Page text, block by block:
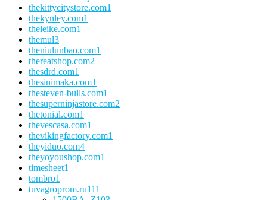
thekittycitystore.com1
thekynley.com1
theleike.com1
themul3
theniulunbao.com1
thereatshop.com2
thesdrd.com1
thesinimaka.com1
thesteven-bulls.com1
thesuperninjastore.com2
thetonial.com1
thevescasa.com1
thevikingfactory.com1
theyiduo.com4
theyoyoushop.com1
timesheet1
tombro1
tuvagroprom.ru111